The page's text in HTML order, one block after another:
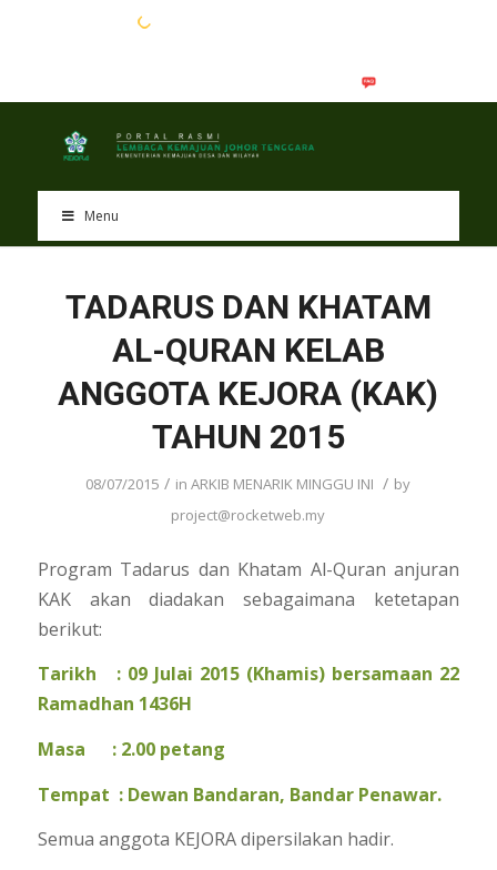
Menu
TADARUS DAN KHATAM
AL-QURAN KELAB
ANGGOTA KEJORA (KAK)
TAHUN 2015
08/07/2015 / inARKIB MENARIK MINGGU INI / by
project@rocketweb.my
Program Tadarus dan Khatam Al-Quran anjuran
KAK akan diadakan sebagaimana ketetapan
berikut:
Tarikh : 09 Julai 2015 (Khamis) bersamaan 22
Ramadhan 1436H
Masa : 2.00 petang
Tempat : Dewan Bandaran, Bandar Penawar.
Semua anggota KEJORA dipersilakan hadir.